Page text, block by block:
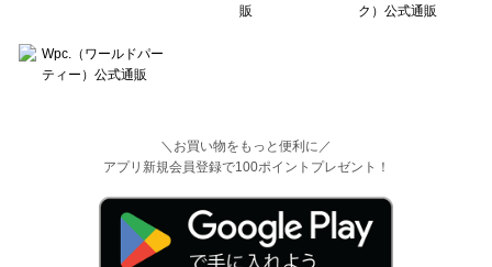
＼お買い物をもっと便利に／
アプリ新規会員登録で100ポイントプレゼント！